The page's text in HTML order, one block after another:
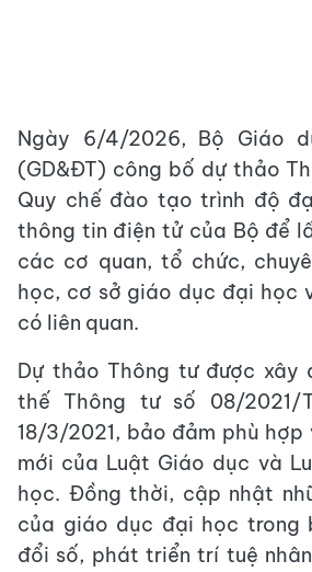
Ngày 6/4/2026, Bộ Giáo
(GD&ĐT) công bố dự thảo
Quy chế đào tạo trình độ
thông tin điện tử của Bộ để
các cơ quan, tổ chức,
học, cơ sở giáo dục đại học
có liên quan.
Dự thảo Thông tư được xây
thế Thông tư số 08/2021/
18/3/2021, bảo đảm phù
mới của Luật Giáo dục và
học. Đồng thời, cập nhật
của giáo dục đại học trong
đổi số, phát triển trí tuệ